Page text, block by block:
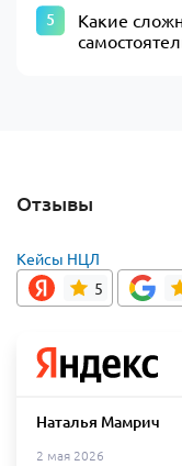
Какие
Отзывы
Кейсы НЦЛ
5
Наталья Мамрич
2 мая 2026